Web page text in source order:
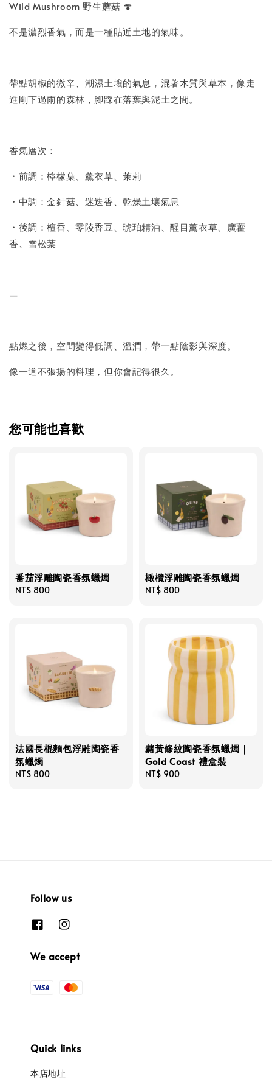
Wild Mushroom 野生蘑菇 🍄
不是濃烈香氣，而是一種貼近土地的氣味。
帶點胡椒的微辛、潮濕土壤的氣息，混著木質與草本，像走
進剛下過雨的森林，腳踩在落葉與泥土之間。
香氣層次：
・前調：檸檬葉、薰衣草、茉莉
・中調：金針菇、迷迭香、乾燥土壤氣息
・後調：檀香、零陵香豆、琥珀精油、醒目薰衣草、廣藿
香、雪松葉
—
點燃之後，空間變得低調、溫潤，帶一點陰影與深度。
像一道不張揚的料理，但你會記得很久。
您可能也喜歡
番茄浮雕陶瓷香氛蠟燭
Regular
NT$ 800
橄欖浮雕陶瓷香氛蠟燭
Regular
NT$ 800
法國長棍麵包浮雕陶瓷香
氛蠟燭
Regular
NT$ 800
赭黃條紋陶瓷香氛蠟燭｜
Gold Coast 禮盒裝
Regular
NT$ 900
Follow us
We accept
Quick links
本店地址